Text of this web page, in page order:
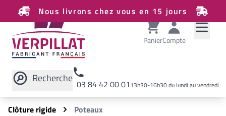
Nous livrons chez vous en 15 jours
PanierCompte
Recherche 03 84 42 00 0113h30-16h30 du lundi au vendredi
Rechercher sur le site
Clôture rigide
Poteaux